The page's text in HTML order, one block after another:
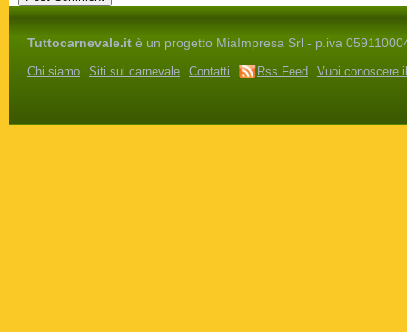
Tuttocarnevale.it è un progetto MiaImpresa Srl - p.iva
Chi siamo Siti sul carnevale Contatti Rss Feed Vuoi conoscere